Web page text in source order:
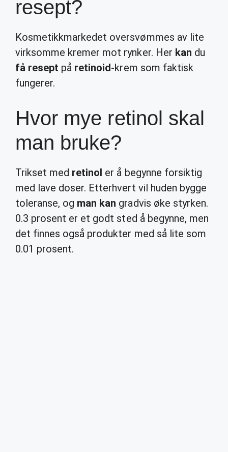
resept?
Kosmetikkmarkedet oversvømmes av lite
virksomme kremer mot rynker. Her kan du
få resept på retinoid-krem som faktisk
fungerer.
Hvor mye retinol skal
man bruke?
Trikset med retinol er å begynne forsiktig
med lave doser. Etterhvert vil huden bygge
toleranse, og man kan gradvis øke styrken.
0.3 prosent er et godt sted å begynne, men
det finnes også produkter med så lite som
0.01 prosent.